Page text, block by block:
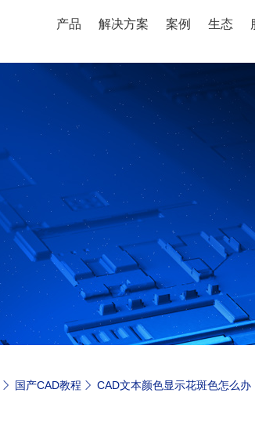
产品 解决方案 案例 生态
国产CAD教程 CAD文本颜色显示花斑色怎么办